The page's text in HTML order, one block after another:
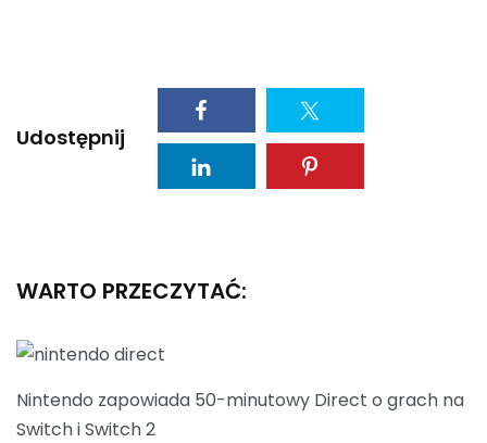
Udostępnij
WARTO PRZECZYTAĆ:
Nintendo zapowiada 50-minutowy Direct o grach na
Switch i Switch 2